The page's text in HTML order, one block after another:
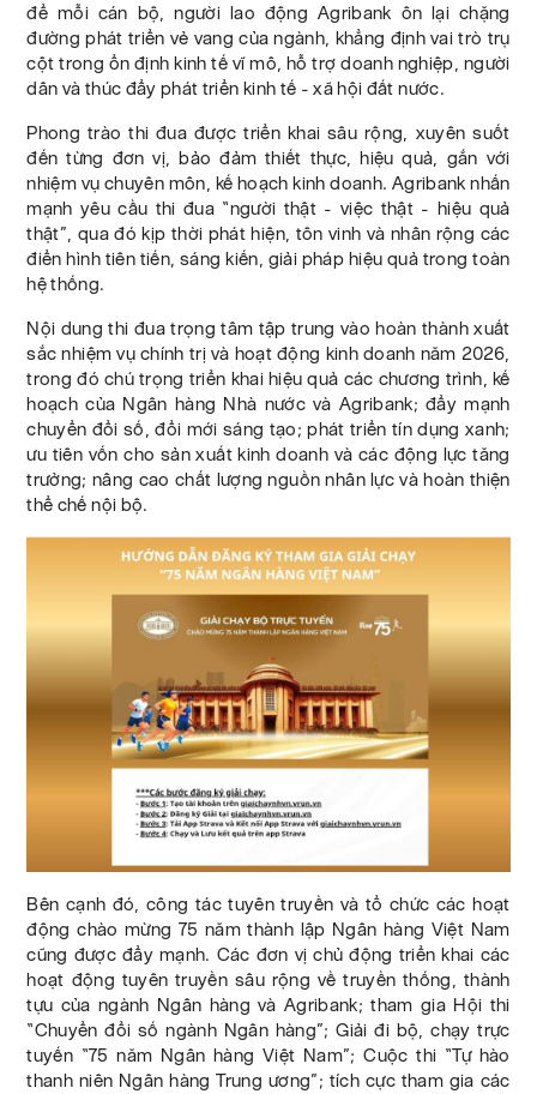
để mỗi cán bộ, người lao động Agribank ôn lại chặng
đường phát triển vẻ vang của ngành, khẳng định vai trò trụ
cột trong ổn định kinh tế vĩ mô, hỗ trợ doanh nghiệp, người
dân và thúc đẩy phát triển kinh tế - xã hội đất nước.
Phong trào thi đua được triển khai sâu rộng, xuyên suốt
đến từng đơn vị, bảo đảm thiết thực, hiệu quả, gắn với
nhiệm vụ chuyên môn, kế hoạch kinh doanh. Agribank nhấn
mạnh yêu cầu thi đua “người thật - việc thật - hiệu quả
thật”, qua đó kịp thời phát hiện, tôn vinh và nhân rộng các
điển hình tiên tiến, sáng kiến, giải pháp hiệu quả trong toàn
hệ thống.
Nội dung thi đua trọng tâm tập trung vào hoàn thành xuất
sắc nhiệm vụ chính trị và hoạt động kinh doanh năm 2026,
trong đó chú trọng triển khai hiệu quả các chương trình, kế
hoạch của Ngân hàng Nhà nước và Agribank; đẩy mạnh
chuyển đổi số, đổi mới sáng tạo; phát triển tín dụng xanh;
ưu tiên vốn cho sản xuất kinh doanh và các động lực tăng
trưởng; nâng cao chất lượng nguồn nhân lực và hoàn thiện
thể chế nội bộ.
Bên cạnh đó, công tác tuyên truyền và tổ chức các hoạt
động chào mừng 75 năm thành lập Ngân hàng Việt Nam
cũng được đẩy mạnh. Các đơn vị chủ động triển khai các
hoạt động tuyên truyền sâu rộng về truyền thống, thành
tựu của ngành Ngân hàng và Agribank; tham gia Hội thi
“Chuyển đổi số ngành Ngân hàng”; Giải đi bộ, chạy trực
tuyến “75 năm Ngân hàng Việt Nam”; Cuộc thi “Tự hào
thanh niên Ngân hàng Trung ương”; tích cực tham gia các